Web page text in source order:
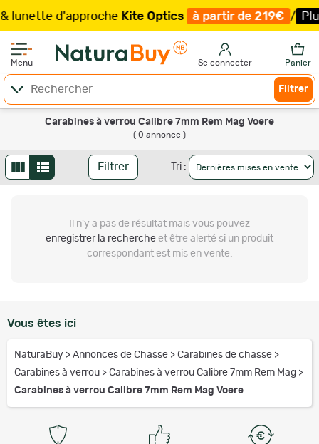
lunette d'approcheKite Optics à partir de 219€ /
Menu Se connecter Panier
Filtrer
Carabines à verrou Calibre 7mm Rem Mag Voere
( 0 annonce )
Filtrer Tri :
Il n'y a pas de résultat mais vous pouvez
enregistrer la recherche et être alerté si un produit
correspondant est mis en vente.
Vous êtes ici
NaturaBuy > Annonces de Chasse > Carabines de chasse >
Carabines à verrou > Carabines à verrou Calibre 7mm Rem Mag >
Carabines à verrou Calibre 7mm Rem Mag Voere